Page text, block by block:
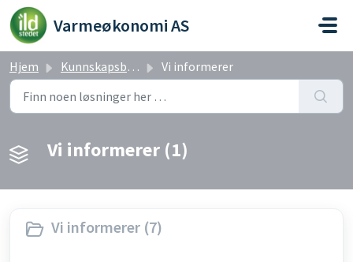
Gå til hovedinnhold
Varmeøkonomi AS
Hjem Kunnskapsbase Vi informerer
Vi informerer (1)
Vi informerer (7)